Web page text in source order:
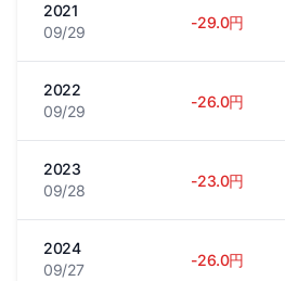
2021
09/29
-29.0円
2022
09/29
-26.0円
2023
09/28
-23.0円
2024
09/27
-26.0円